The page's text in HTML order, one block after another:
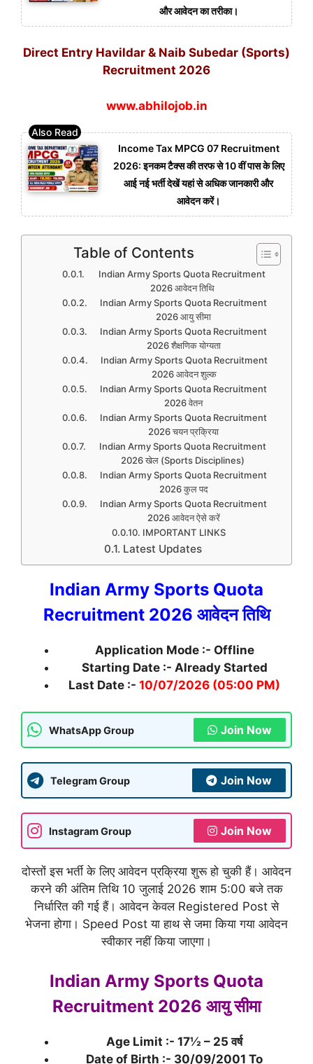
और आवेदन का तरीका।
Direct Entry Havildar & Naib Subedar (Sports)
Recruitment 2026
www.abhilojob.in
Income Tax MPCG 07 Recruitment
2026: इनकम टैक्स की तरफ से 10 वीं पास के लिए
आई नई भर्ती देखें यहां से अधिक जानकारी और
आवेदन करें।
Table of Contents
Indian Army Sports Quota Recruitment
2026 आवेदन तिथि
Indian Army Sports Quota Recruitment
2026 आयु सीमा
Indian Army Sports Quota Recruitment
2026 शैक्षणिक योग्यता
Indian Army Sports Quota Recruitment
2026 आवेदन शुल्क
Indian Army Sports Quota Recruitment
2026 वेतन
Indian Army Sports Quota Recruitment
2026 चयन प्रक्रिया
Indian Army Sports Quota Recruitment
2026 खेल (Sports Disciplines)
Indian Army Sports Quota Recruitment
2026 कुल पद
Indian Army Sports Quota Recruitment
2026 आवेदन ऐसे करें
IMPORTANT LINKS
Latest Updates
Indian Army Sports Quota
Recruitment 2026 आवेदन तिथि
Application Mode :- Offline
Starting Date :- Already Started
Last Date :- 10/07/2026 (05:00 PM)
WhatsApp Group Join Now
Telegram Group Join Now
Instagram Group Join Now
दोस्तों इस भर्ती के लिए आवेदन प्रक्रिया शुरू हो चुकी हैं। आवेदन
करने की अंतिम तिथि 10 जुलाई 2026 शाम 5:00 बजे तक
निर्धारित की गई हैं। आवेदन केवल Registered Post से
भेजना होगा। Speed Post या हाथ से जमा किया गया आवेदन
स्वीकार नहीं किया जाएगा।
Indian Army Sports Quota
Recruitment 2026 आयु सीमा
Age Limit :- 17½ – 25 वर्ष
Date of Birth :- 30/09/2001 To